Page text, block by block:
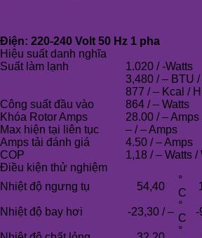
Điện: 220-240 Volt 50 Hz 1 pha
Hiệu suất danh nghĩa
Suất làm lạnh
1.020 / -Watts
3,480 / – BTU /
877 / – Kcal /
Công suất đầu vào
864 / – Watts
Khóa Rotor Amps
28.00 / – Amps
Max hiện tại liên tục
– / – Amps
Amps tải đánh giá
4.50 / – Amps
COP
1,18 / – Watts /
Điều kiện thử nghiệm
Nhiệt độ ngưng tụ
54,40
°
C
Nhiệt độ bay hơi -23,30 / –
°
C
-
°